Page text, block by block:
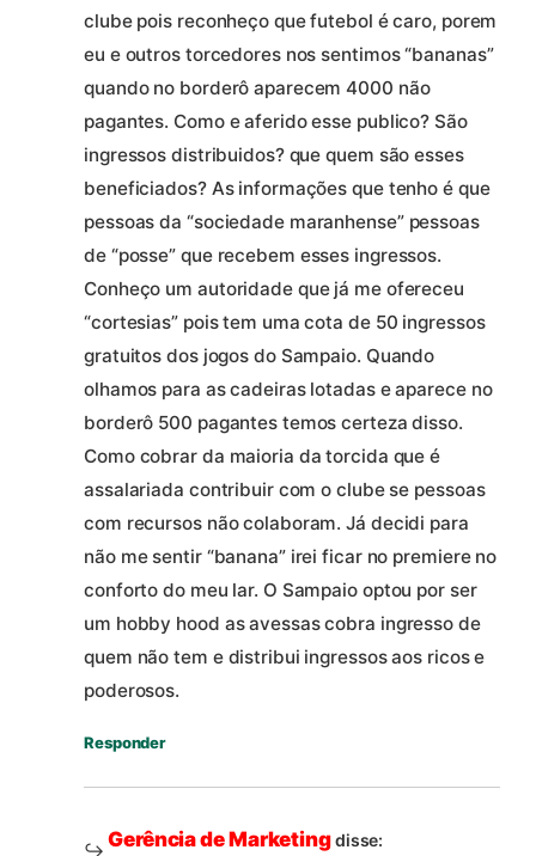
clube pois reconheço que futebol é caro, porem
eu e outros torcedores nos sentimos “bananas”
quando no borderô aparecem 4000 não
pagantes. Como e aferido esse publico? São
ingressos distribuidos? que quem são esses
beneficiados? As informações que tenho é que
pessoas da “sociedade maranhense” pessoas
de “posse” que recebem esses ingressos.
Conheço um autoridade que já me ofereceu
“cortesias” pois tem uma cota de 50 ingressos
gratuitos dos jogos do Sampaio. Quando
olhamos para as cadeiras lotadas e aparece no
borderô 500 pagantes temos certeza disso.
Como cobrar da maioria da torcida que é
assalariada contribuir com o clube se pessoas
com recursos não colaboram. Já decidi para
não me sentir “banana” irei ficar no premiere no
conforto do meu lar. O Sampaio optou por ser
um hobby hood as avessas cobra ingresso de
quem não tem e distribui ingressos aos ricos e
poderosos.
Responder
Gerência de Marketingdisse: